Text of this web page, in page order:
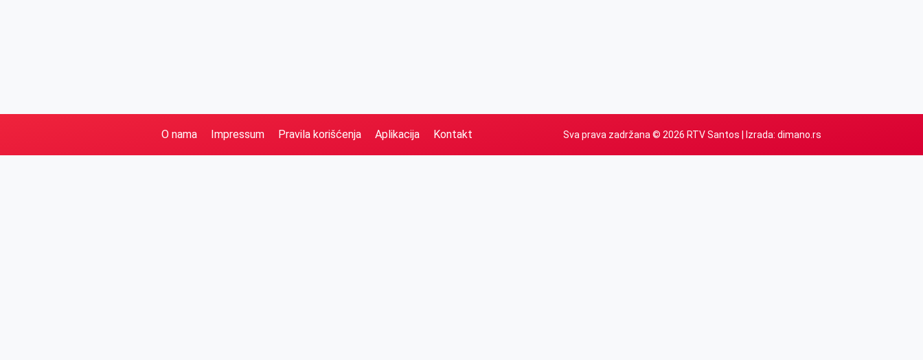
O nama Impressum Pravila korišćenja Aplikacija Kontakt Sva prava zadržana © 2026 RTV Santos | Izrada: dimano.rs